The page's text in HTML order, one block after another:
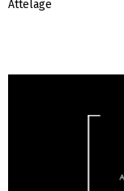
Attelage